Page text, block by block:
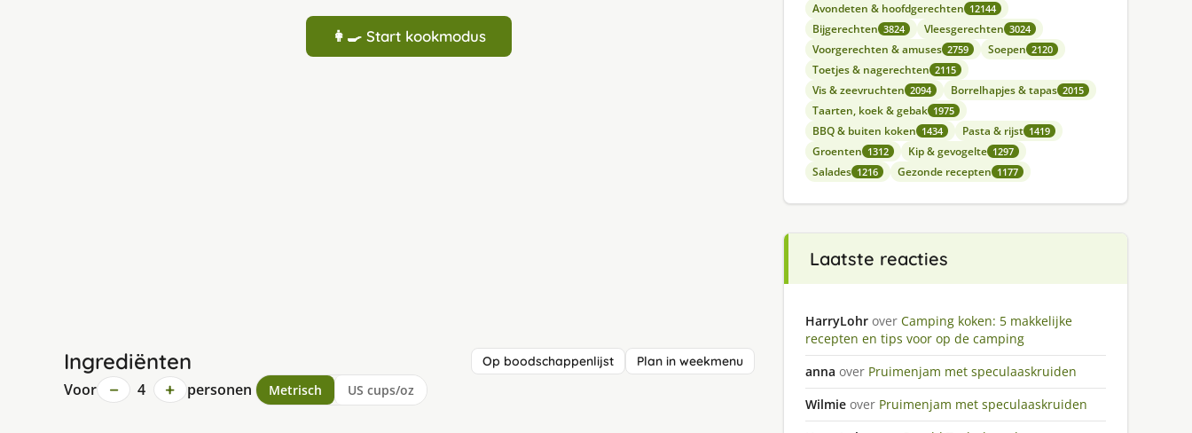
👩‍🍳 Start kookmodus
Ingrediënten Op boodschappenlijst Plan in weekmenu
Voor − 4 + personen Metrisch US cups/oz
Avondeten & hoofdgerechten 12144
Bijgerechten 3824 Vleesgerechten 3024
Voorgerechten & amuses 2759 Soepen 2120
Toetjes & nagerechten 2115
Vis & zeevruchten 2094 Borrelhapjes & tapas 2015
Taarten, koek & gebak 1975
BBQ & buiten koken 1434 Pasta & rijst 1419
Groenten 1312 Kip & gevogelte 1297
Salades 1216 Gezonde recepten 1177
Laatste reacties
HarryLohr over Camping koken: 5 makkelijke
recepten en tips voor op de camping
anna over Pruimenjam met speculaaskruiden
Wilmie over Pruimenjam met speculaaskruiden